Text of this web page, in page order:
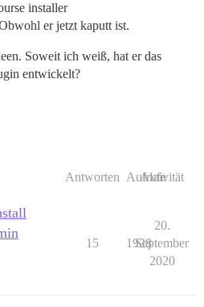
installer
er jetzt kaputt ist.
Soweit ich weiß, hat er das
entwickelt?
Antworten Aufrufe
Aktivität
15 1928
20.
September
2020